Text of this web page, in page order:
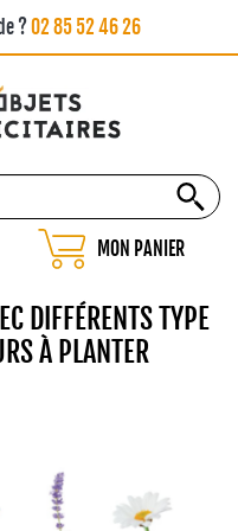
?02 85 52 46 26
MON PANIER
DIFFÉRENTS TYPE
À PLANTER